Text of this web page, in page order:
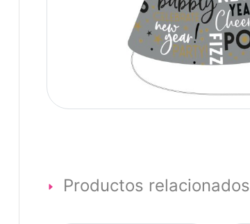
Productos relacionados